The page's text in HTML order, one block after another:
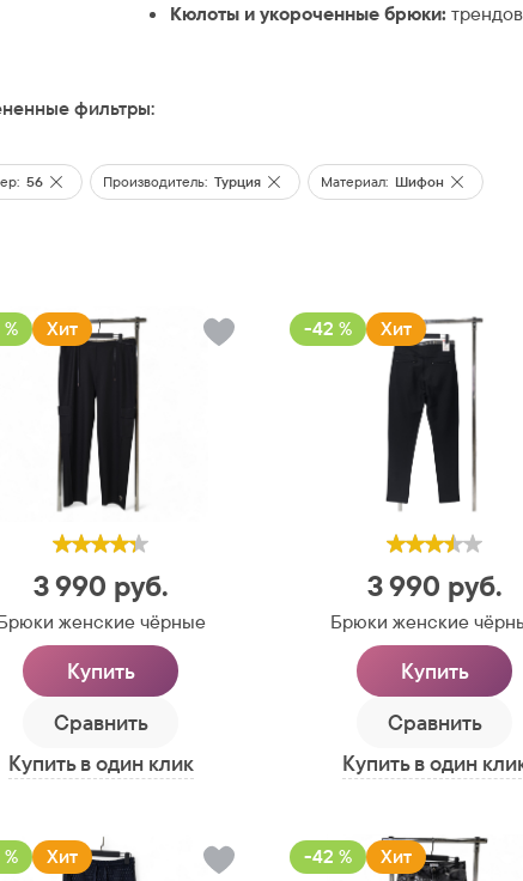
Кюлоты и укороченные брюки:
фильтры:
56 Производитель: Турция Материал: Шифон
Хит
3 990 руб.
женские чёрные
Купить
Сравнить
Купить в один клик
-42 % Хит
3 990 руб.
Брюки женские
Купить
Сравнить
Купить в один
Хит -42 % Хит